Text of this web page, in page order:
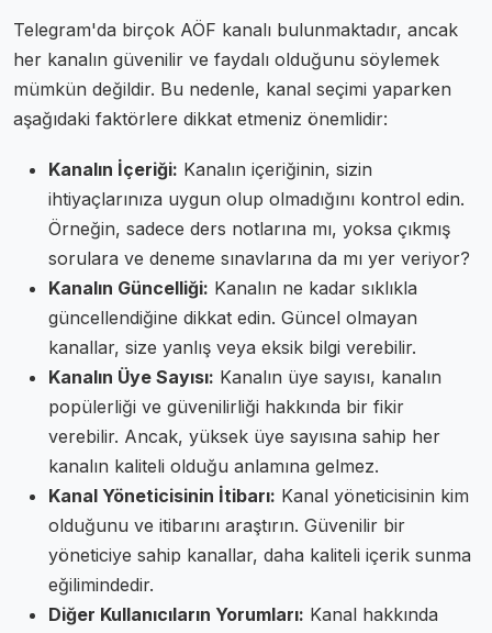
Telegram'da birçok AÖF kanalı bulunmaktadır, ancak
her kanalın güvenilir ve faydalı olduğunu söylemek
mümkün değildir. Bu nedenle, kanal seçimi yaparken
aşağıdaki faktörlere dikkat etmeniz önemlidir:
Kanalın İçeriği: Kanalın içeriğinin, sizin
ihtiyaçlarınıza uygun olup olmadığını kontrol edin.
Örneğin, sadece ders notlarına mı, yoksa çıkmış
sorulara ve deneme sınavlarına da mı yer veriyor?
Kanalın Güncelliği: Kanalın ne kadar sıklıkla
güncellendiğine dikkat edin. Güncel olmayan
kanallar, size yanlış veya eksik bilgi verebilir.
Kanalın Üye Sayısı: Kanalın üye sayısı, kanalın
popülerliği ve güvenilirliği hakkında bir fikir
verebilir. Ancak, yüksek üye sayısına sahip her
kanalın kaliteli olduğu anlamına gelmez.
Kanal Yöneticisinin İtibarı: Kanal yöneticisinin kim
olduğunu ve itibarını araştırın. Güvenilir bir
yöneticiye sahip kanallar, daha kaliteli içerik sunma
eğilimindedir.
Diğer Kullanıcıların Yorumları: Kanal hakkında